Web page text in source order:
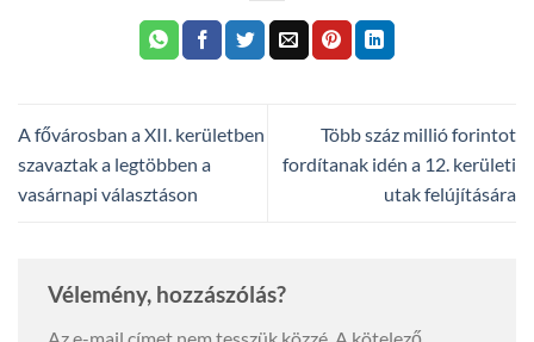
A fővárosban a XII. kerületben
szavaztak a legtöbben a
vasárnapi választáson
Több száz millió forintot
fordítanak idén a 12. kerületi
utak felújítására
Vélemény, hozzászólás?